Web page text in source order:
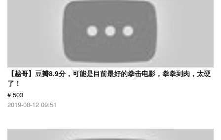
【越哥】豆瓣8.9分，可能是目前最好的拳击电影，拳拳到肉，太硬
了！
# 503
2019-08-12 09:51